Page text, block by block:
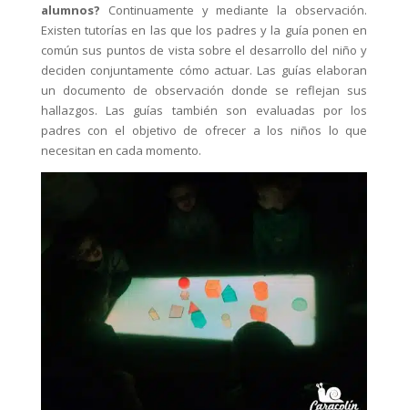
alumnos? Continuamente y mediante la observación.
Existen tutorías en las que los padres y la guía ponen en
común sus puntos de vista sobre el desarrollo del niño y
deciden conjuntamente cómo actuar. Las guías elaboran
un documento de observación donde se reflejan sus
hallazgos. Las guías también son evaluadas por los
padres con el objetivo de ofrecer a los niños lo que
necesitan en cada momento.